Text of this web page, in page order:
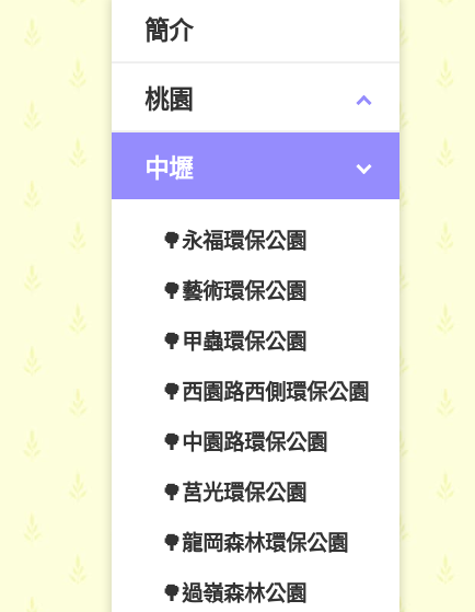
簡介
桃園
中壢
🌳永福環保公園
🌳藝術環保公園
🌳甲蟲環保公園
🌳西園路西側環保公園
🌳中園路環保公園
🌳莒光環保公園
🌳龍岡森林環保公園
🌳過嶺森林公園